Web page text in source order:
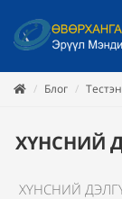
Блог
ХҮНСНИЙ
ХҮНСНИЙ